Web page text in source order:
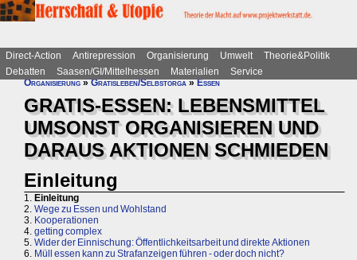
Direct-Action Antirepression Organisierung Umwelt
Theorie&Politik
Debatten
Saasen/GI/Mittelhessen Materialien
Service
Organisierung»Gratisleben/Selbstorga»Essen
GRATIS-ESSEN: LEBENSMITTEL
UMSONST ORGANISIEREN UND
DARAUS AKTIONEN SCHMIEDEN
Einleitung
1. Einleitung
2. Wege zu Essen und Wohlstand
3. Kooperationen
4. getting complex
5. Wider der Einnischung: Öffentlichkeitsarbeit und direkte Aktionen
6. Müll essen kann zu Strafanzeigen führen - oder doch nicht?